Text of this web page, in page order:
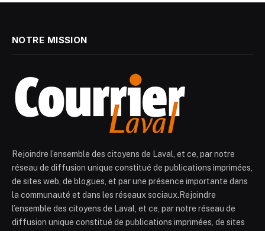
NOTRE MISSION
Rejoindre l’ensemble des citoyens de Laval, et ce, par notre
réseau de diffusion unique constitué de publications imprimées,
de sites web, de blogues, et par une présence importante dans
la communauté et dans les réseaux sociaux.Rejoindre
l’ensemble des citoyens de Laval, et ce, par notre réseau de
diffusion unique constitué de publications imprimées, de sites